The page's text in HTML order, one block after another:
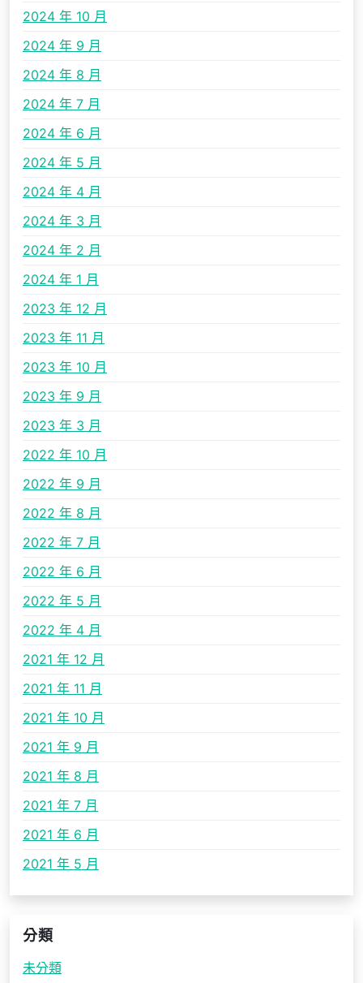
2024 年 10 月
2024 年 9 月
2024 年 8 月
2024 年 7 月
2024 年 6 月
2024 年 5 月
2024 年 4 月
2024 年 3 月
2024 年 2 月
2024 年 1 月
2023 年 12 月
2023 年 11 月
2023 年 10 月
2023 年 9 月
2023 年 3 月
2022 年 10 月
2022 年 9 月
2022 年 8 月
2022 年 7 月
2022 年 6 月
2022 年 5 月
2022 年 4 月
2021 年 12 月
2021 年 11 月
2021 年 10 月
2021 年 9 月
2021 年 8 月
2021 年 7 月
2021 年 6 月
2021 年 5 月
分類
未分類